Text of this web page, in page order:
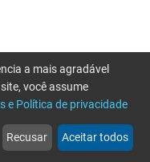
web
Notícias
more_horiz
Mais
a mais agradável
você assume
e Política de privacidade
Recusar Aceitar todos
novamente